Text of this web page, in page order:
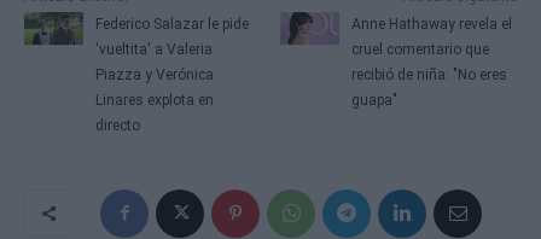
Federico Salazar le pide
'vueltita' a Valeria
Piazza y Verónica
Linares explota en
directo
Anne Hathaway revela el
cruel comentario que
recibió de niña: "No eres
guapa"